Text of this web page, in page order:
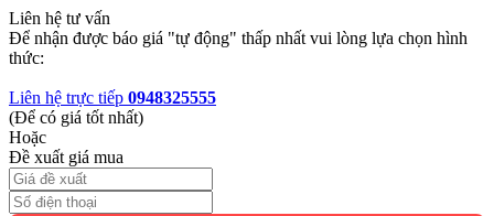
Liên hệ tư vấn
Để nhận được báo giá "tự động" thấp nhất vui lòng lựa chọn hình
thức:
Liên hệ trực tiếp 0948325555
(Để có giá tốt nhất)
Hoặc
Đề xuất giá mua